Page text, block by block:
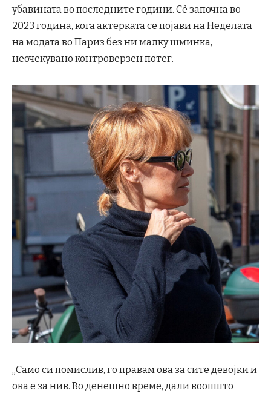
убавината во последните години. Сè започна во
2023 година, кога актерката се појави на Неделата
на модата во Париз без ни малку шминка,
неочекувано контроверзен потег.
„Само си помислив, го правам ова за сите девојки и
ова е за нив. Во денешно време, дали воопшто